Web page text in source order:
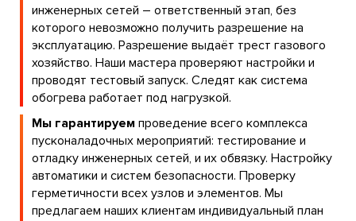
инженерных сетей – ответственный этап, без
которого невозможно получить разрешение на
эксплуатацию. Разрешение выдаёт трест газового
хозяйство. Наши мастера проверяют настройки и
проводят тестовый запуск. Следят как система
обогрева работает под нагрузкой.
Мы гарантируем проведение всего комплекса
пусконаладочных мероприятий: тестирование и
отладку инженерных сетей, и их обвязку. Настройку
автоматики и систем безопасности. Проверку
герметичности всех узлов и элементов. Мы
предлагаем наших клиентам индивидуальный план